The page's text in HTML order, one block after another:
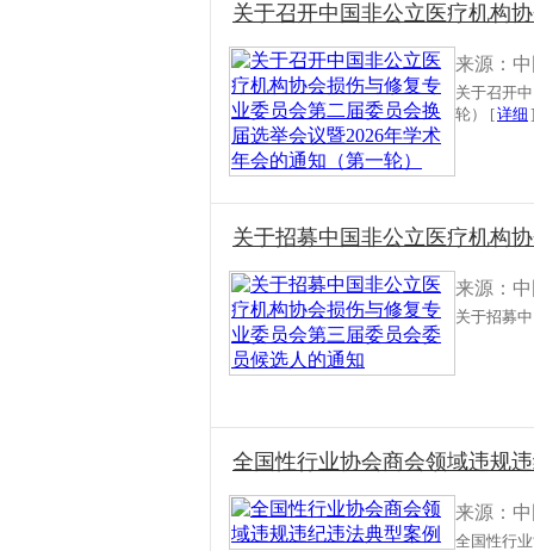
关于召开中国非公立医疗机构
来源：
关于召开
轮） [详细 ]
关于招募中国非公立医疗机构
来源：
关于招募
全国性行业协会商会领域违规
来源：
全国性行